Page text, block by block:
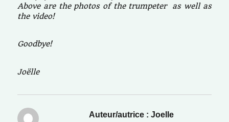
Above are the photos of the trumpeter as well as
the video!
Goodbye!
Joëlle
Auteur/autrice : Joelle